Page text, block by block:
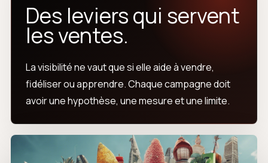
Des leviers qui servent
les ventes.
La visibilité ne vaut que si elle aide à vendre,
fidéliser ou apprendre. Chaque campagne doit
avoir une hypothèse, une mesure et une limite.